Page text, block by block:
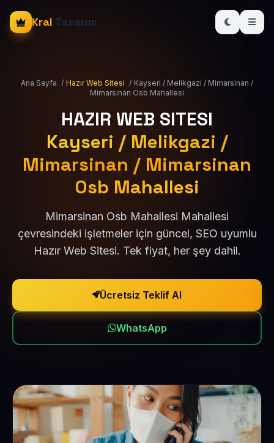
Kral Tasarım
Ana Sayfa / Hazır Web Sitesi / Kayseri / Melikgazi / Mimarsinan /
Mimarsinan Osb Mahallesi
HAZIR WEB SITESI
Kayseri / Melikgazi /
Mimarsinan / Mimarsinan
Osb Mahallesi
Mimarsinan Osb Mahallesi Mahallesi
çevresindeki işletmeler için güncel, SEO uyumlu
Hazır Web Sitesi. Tek fiyat, her şey dahil.
Ücretsiz Teklif Al
WhatsApp